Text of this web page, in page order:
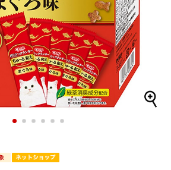
1 2 3 4 5 6